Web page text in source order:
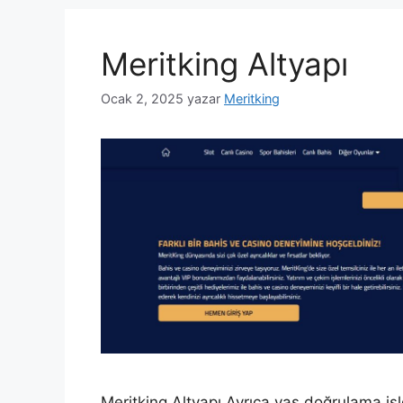
Meritking Altyapı
Ocak 2, 2025 yazar Meritking